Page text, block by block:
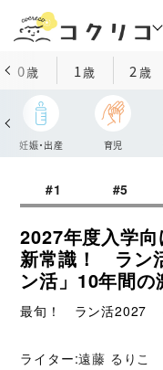
0歳 1歳 2 歳
妊娠・出産 育児
#1 #5
2027年度入学
新常識！ ラン
ン活」10年間の
最旬！ ラン活2027
ライター:遠藤 るりこ